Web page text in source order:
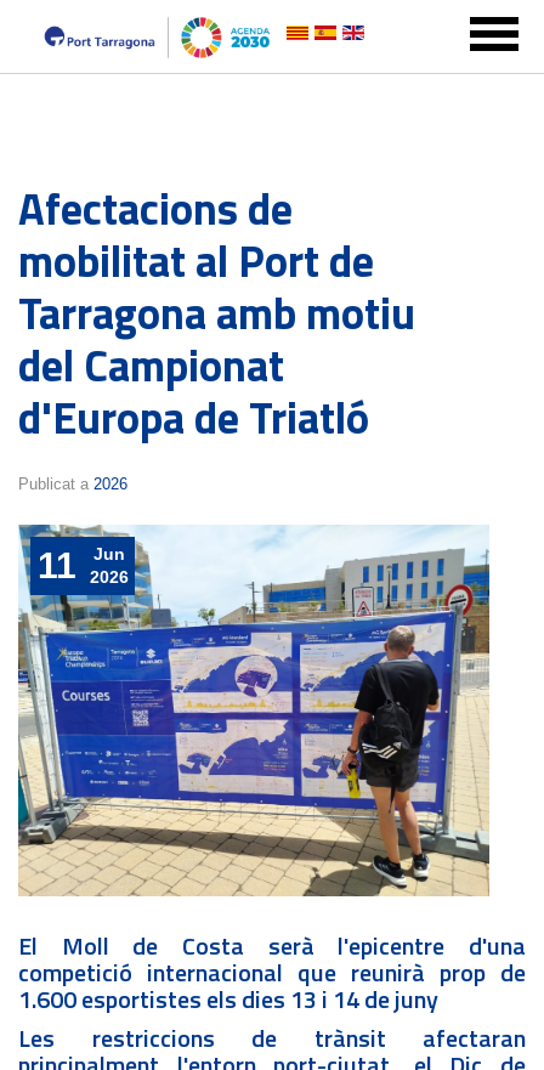
Afectacions de
mobilitat al Port de
Tarragona amb motiu
del Campionat
d'Europa de Triatló
Publicat a 2026
11
Jun
2026
El Moll de Costa serà l'epicentre d'una
competició internacional que reunirà prop de
1.600 esportistes els dies 13 i 14 de juny
Les restriccions de trànsit afectaran